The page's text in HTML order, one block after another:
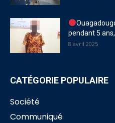
pendant 5
8 avril 2025
CATÉGORIE POPULAIRE
Société
Communiqué